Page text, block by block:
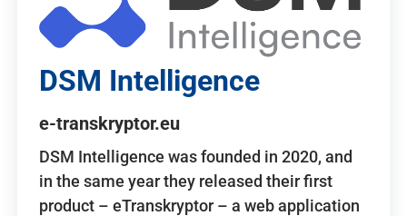
DSM Intelligence
e-transkryptor.eu
DSM Intelligence was founded in 2020, and
in the same year they released their first
product – eTranskryptor – a web application